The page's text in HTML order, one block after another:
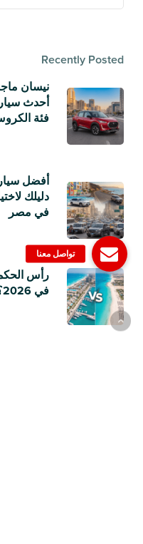
Recently Posted
أحدث
فئة
دليلك
في مصر
رأس
في 2026؟